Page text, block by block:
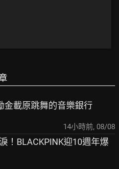
金載原跳舞的音樂銀行
14小時前, 08/08
！BLACKPINK迎10週年爆